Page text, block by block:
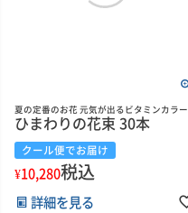
夏の定番のお花 元気が出るビタミンカラー
ひまわりの花束 30本
クール便でお届け
¥10,280税込
詳細を見る